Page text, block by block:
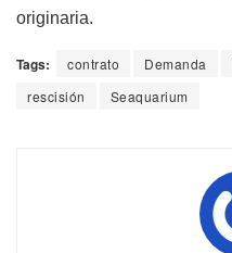
originaria.
Tags: contrato Demanda
rescisión
Seaquarium